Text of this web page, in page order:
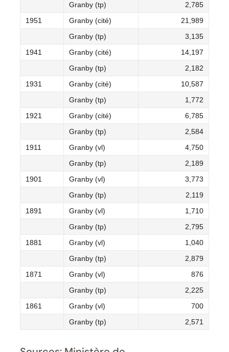
Granby (tp)
2,785
1951
Granby (cité)
21,989
Granby (tp)
3,135
1941
Granby (cité)
14,197
Granby (tp)
2,182
1931
Granby (cité)
10,587
Granby (tp)
1,772
1921
Granby (cité)
6,785
Granby (tp)
2,584
1911
Granby (vl)
4,750
Granby (tp)
2,189
1901
Granby (vl)
3,773
Granby (tp)
2,119
1891
Granby (vl)
1,710
Granby (tp)
2,795
1881
Granby (vl)
1,040
Granby (tp)
2,879
1871
Granby (vl)
876
Granby (tp)
2,225
1861
Granby (vl)
700
Granby (tp)
2,571